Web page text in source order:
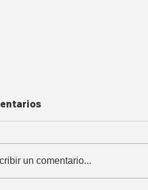
un comentario...